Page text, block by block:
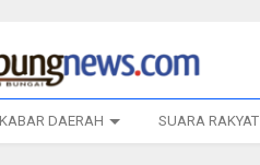
KABAR DAERAH SUARA RAKYAT